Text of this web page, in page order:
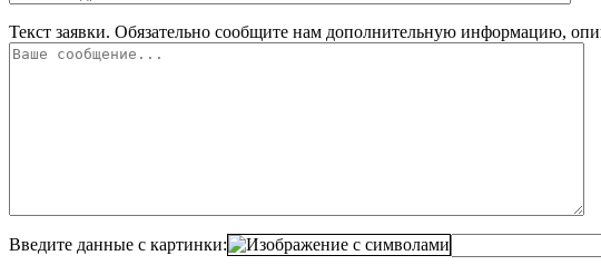
Текст заявки. Обязательно сообщите нам дополнительную информацию,
Введите данные с картинки: